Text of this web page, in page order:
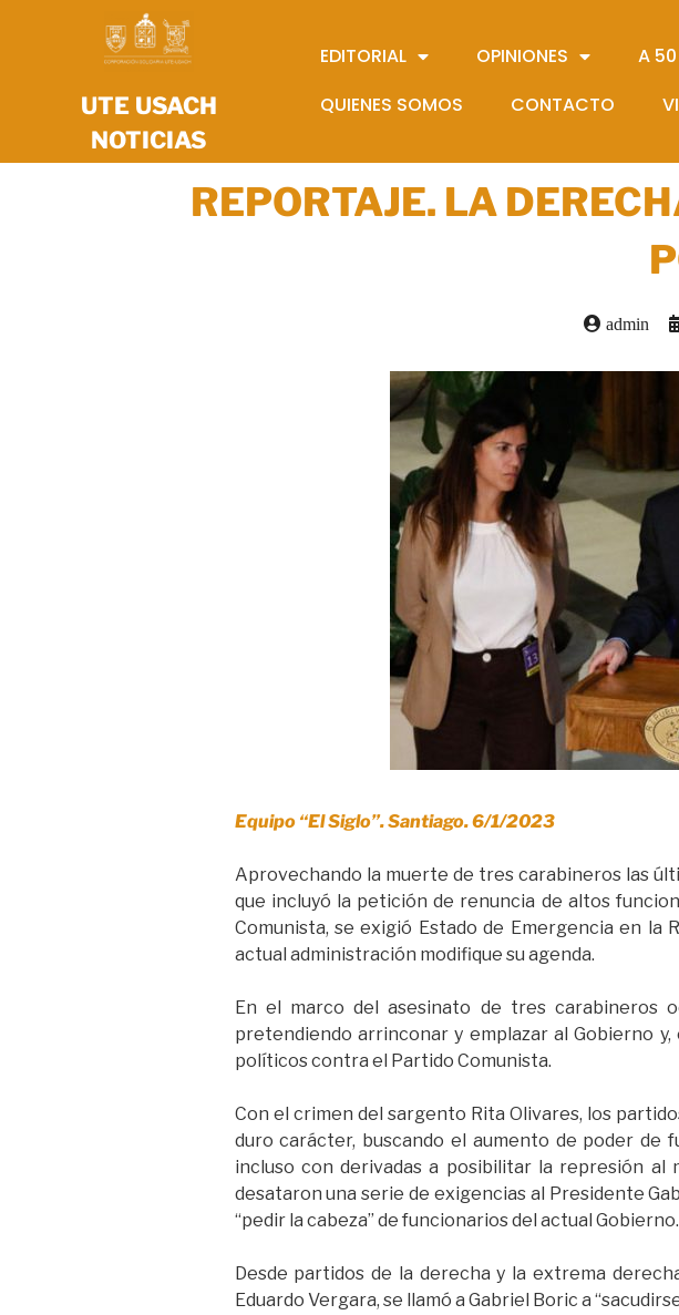
UTE USACH
NOTICIAS
EDITORIAL OPINIONES A 50
QUIENES SOMOS
CONTACTO
REPORTAJE. LA
admin
Equipo “El Siglo”. Santiago. 6/1/2023
Aprovechando la muerte de tres carabineros las
que incluyó la petición de renuncia de altos
Comunista, se exigió Estado de Emergencia en la
actual administración modifique su agenda.
En el marco del asesinato de tres carabineros
pretendiendo arrinconar y emplazar al Gobierno
políticos contra el Partido Comunista.
Con el crimen del sargento Rita Olivares, los
duro carácter, buscando el aumento de poder de
incluso con derivadas a posibilitar la represión al
desataron una serie de exigencias al Presidente
“pedir la cabeza” de funcionarios del actual Gobierno.
Desde partidos de la derecha y la extrema
Eduardo Vergara, se llamó a Gabriel Boric a